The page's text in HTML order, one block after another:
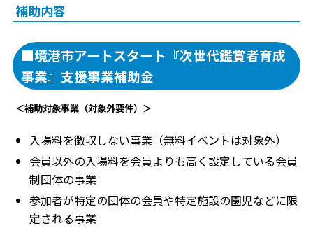
補助内容
■境港市アートスタート『次世代鑑賞者育成
事業』支援事業補助金
＜補助対象事業（対象外要件）＞
入場料を徴収しない事業（無料イベントは対象外）
会員以外の入場料を会員よりも高く設定している会員
制団体の事業
参加者が特定の団体の会員や特定施設の園児などに限
定される事業